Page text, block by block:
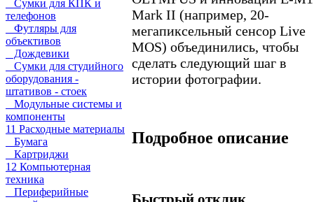
Сумки для КПК и
телефонов
Футляры для
объективов
Дождевики
Сумки для студийного
оборудования -
штативов - стоек
Модульные системы и
компоненты
11 Расходные материалы
Бумага
Картриджи
12 Компьютерная
техника
Периферийные
Mark II (например, 20-
мегапиксельный сенсор Live
MOS) объединились, чтобы
сделать следующий шаг в
истории фотографии.
Подробное описание